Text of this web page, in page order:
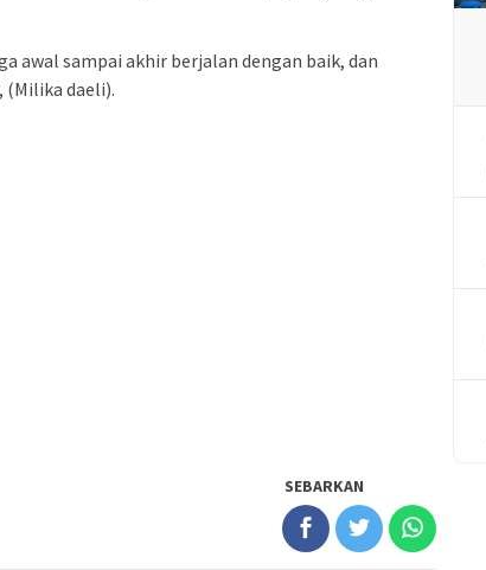
awal sampai akhir berjalan dengan baik, dan
(Milika daeli).
SEBARKAN